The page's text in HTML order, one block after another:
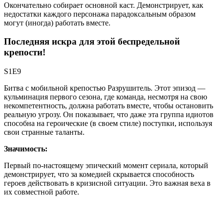
Окончательно собирает основной каст. Демонстрирует, как
недостатки каждого персонажа парадоксальным образом
могут (иногда) работать вместе.
Последняя искра для этой беспредельной
крепости!
S1E9
Битва с мобильной крепостью Разрушитель. Этот эпизод —
кульминация первого сезона, где команда, несмотря на свою
некомпетентность, должна работать вместе, чтобы остановить
реальную угрозу. Он показывает, что даже эта группа идиотов
способна на героические (в своем стиле) поступки, используя
свои странные таланты.
Значимость:
Первый по-настоящему эпический момент сериала, который
демонстрирует, что за комедией скрывается способность
героев действовать в кризисной ситуации. Это важная веха в
их совместной работе.